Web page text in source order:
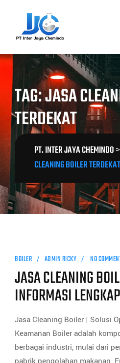
content
TAG: JASA
TERDEKAT
PT. INTER JAYA CHEMINDO>
CLEANING BOILER TERDEKAT
BOILER ADMIN RICKY NO
JASA CLEANING
INFORMASI
Jasa Cleaning Boiler | Solusi
Keamanan Boiler adalah
berbagai industri, mulai dari